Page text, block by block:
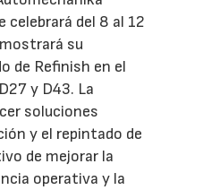
celebrará del 8 al 12
su
de Refinish en el
y D43. La
soluciones
y el repintado de
de mejorar la
operativa y la